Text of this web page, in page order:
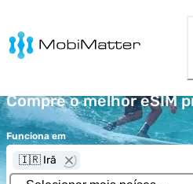
Compre o melhor eSIM
Funciona em
🇮🇷 Irã